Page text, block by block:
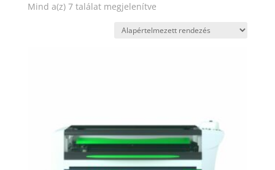
Mind a(z) 7 találat megjelenítve